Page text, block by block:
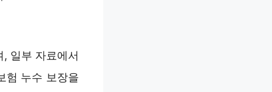
일부 자료에서
험 누수 보장을